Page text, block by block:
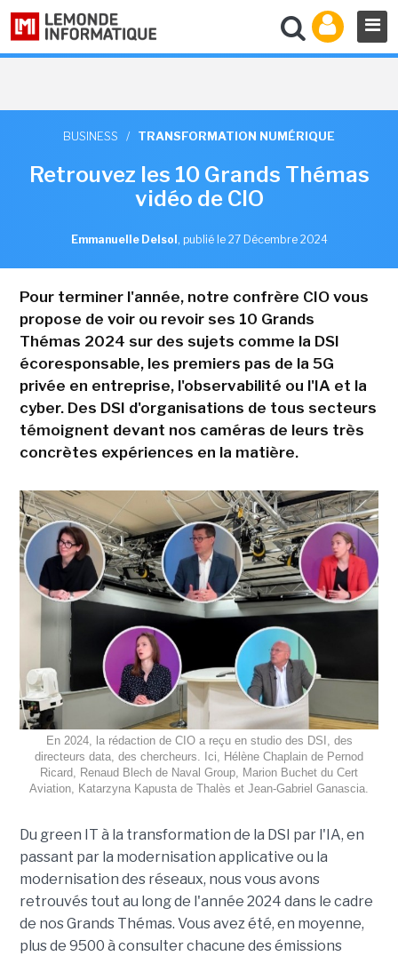
BUSINESS / TRANSFORMATION NUMÉRIQUE
Retrouvez les 10 Grands Thémas
vidéo de CIO
Emmanuelle Delsol , publié le 27 Décembre 2024
Pour terminer l'année, notre confrère CIO vous
propose de voir ou revoir ses 10 Grands
Thémas 2024 sur des sujets comme la DSI
écoresponsable, les premiers pas de la 5G
privée en entreprise, l'observabilité ou l'IA et la
cyber. Des DSI d'organisations de tous secteurs
témoignent devant nos caméras de leurs très
concrètes expériences en la matière.
En 2024, la rédaction de CIO a reçu en studio des DSI, des
directeurs data, des chercheurs. Ici, Hélène Chaplain de Pernod
Ricard, Renaud Blech de Naval Group, Marion Buchet du Cert
Aviation, Katarzyna Kapusta de Thalès et Jean-Gabriel Ganascia.
Du green IT à la transformation de la DSI par l'IA, en
passant par la modernisation applicative ou la
modernisation des réseaux, nous vous avons
retrouvés tout au long de l'année 2024 dans le cadre
de nos Grands Thémas. Vous avez été, en moyenne,
plus de 9500 à consulter chacune des émissions